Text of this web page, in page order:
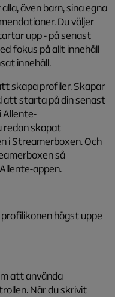
även barn, sina egna
Du väljer
upp - på senast
fokus på allt innehåll
innehåll.
skapa profiler. Skapar
att starta på din senast
Allente-
redan skapat
i Streamerboxen. Och
så
appen.
högst uppe
att använda
När du skrivit